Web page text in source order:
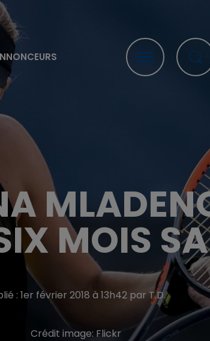
MOIS
: 1er février 2018 à 13h42 par T.D.
Crédit image: Flickr